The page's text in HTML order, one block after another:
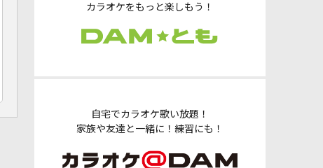
カラオケをもっと楽しもう！
自宅でカラオケ歌い放題！
家族や友達と一緒に！練習にも！